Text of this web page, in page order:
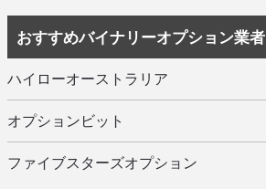
おすすめバイナリーオプション業者
ハイローオーストラリア
オプションビット
ファイブスターズオプション